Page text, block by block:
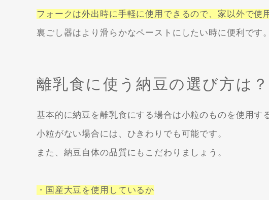
フォークは外出時に手軽に使用できるので、家以外で使
裏ごし器はより滑らかなペーストにしたい時に便利です。
離乳食に使う納豆の選び方は？
基本的に納豆を離乳食にする場合は小粒のものを使用す
小粒がない場合には、ひきわりでも可能です。
また、納豆自体の品質にもこだわりましょう。
・国産大豆を使用しているか